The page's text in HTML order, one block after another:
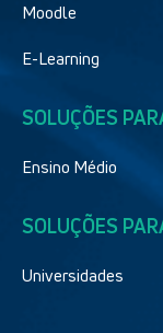
Moodle
E-Learning
SOLUÇÕES
Ensino Médio
SOLUÇÕES
Universidades